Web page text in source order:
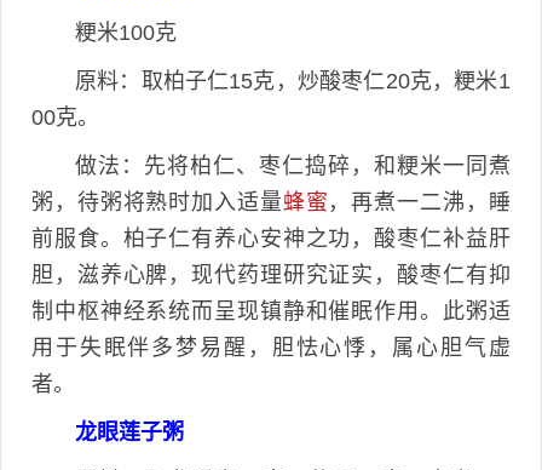
粳米100克
原料：取柏子仁15克，炒酸枣仁20克，粳米1
00克。
做法：先将柏仁、枣仁捣碎，和粳米一同煮
粥，待粥将熟时加入适量蜂蜜 ，再煮一二沸，睡
前服食。柏子仁有养心安神之功，酸枣仁补益肝
胆，滋养心脾，现代药理研究证实，酸枣仁有抑
制中枢神经系统而呈现镇静和催眠作用。此粥适
用于失眠伴多梦易醒，胆怯心悸，属心胆气虚
者。
龙眼莲子粥